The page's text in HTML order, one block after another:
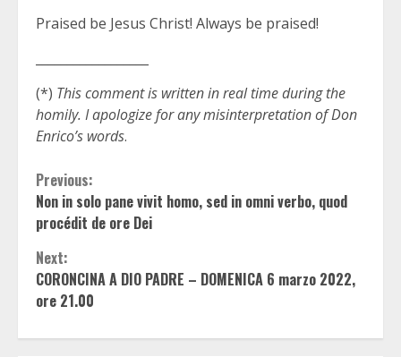
Praised be Jesus Christ! Always be praised!
(*) This comment is written in real time during the
homily. I apologize for any misinterpretation of Don
Enrico’s words.
Continue
Reading
Previous:
Non in solo pane vivit homo, sed in omni verbo, quod
procédit de ore Dei
Next:
CORONCINA A DIO PADRE – DOMENICA 6 marzo 2022,
ore 21.00